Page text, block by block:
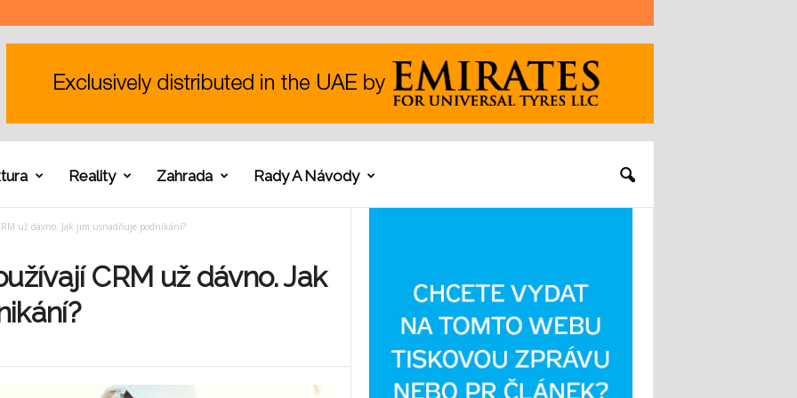
Reality Zahrada Rady A Návody
už dávno. Jak jim usnadňuje podnikání?
CRM už dávno. Jak